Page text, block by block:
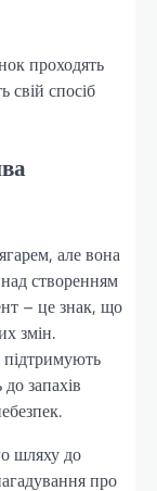
проходять
свій спосіб
але вона
створенням
– це знак, що
змін.
запахів
шляху до
про